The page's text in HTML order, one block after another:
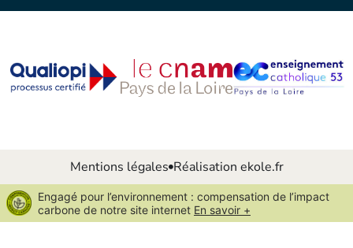
Mentions légales Réalisation ekole.fr
Engagé pour l’environnement : compensation de l’impact
carbone de notre site internet En savoir +